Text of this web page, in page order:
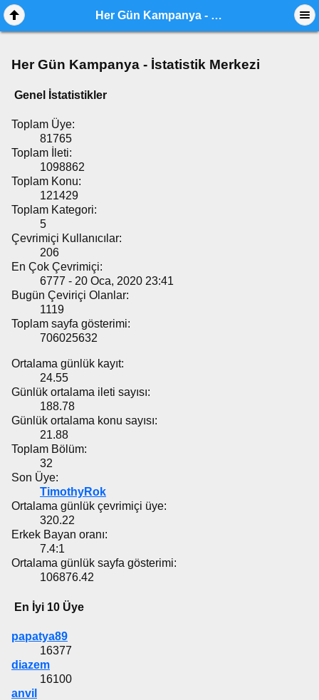
Her Gün Kampanya - İstatistik Merkezi
Her Gün Kampanya - İstatistik Merkezi
Genel İstatistikler
Toplam Üye:
81765
Toplam İleti:
1098862
Toplam Konu:
121429
Toplam Kategori:
5
Çevrimiçi Kullanıcılar:
206
En Çok Çevrimiçi:
6777 - 20 Oca, 2020 23:41
Bugün Çeviriçi Olanlar:
1119
Toplam sayfa gösterimi:
706025632
Ortalama günlük kayıt:
24.55
Günlük ortalama ileti sayısı:
188.78
Günlük ortalama konu sayısı:
21.88
Toplam Bölüm:
32
Son Üye:
TimothyRok
Ortalama günlük çevrimiçi üye:
320.22
Erkek Bayan oranı:
7.4:1
Ortalama günlük sayfa gösterimi:
106876.42
En İyi 10 Üye
papatya89
16377
diazem
16100
anvil